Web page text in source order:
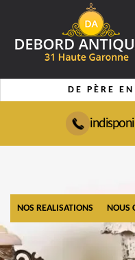
DE PÈRE
NOS REALISATIONS NOUS